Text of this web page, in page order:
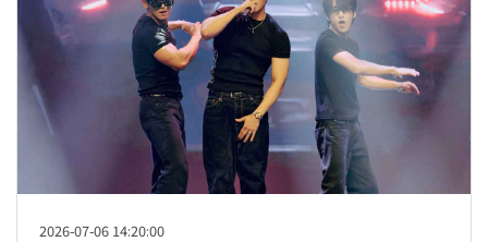
2026-07-06 14:20:00